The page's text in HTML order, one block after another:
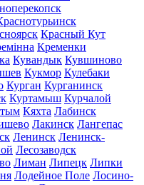
Красный Кут
Кременки
Кувандык Кувшиново
Кукмор Кулебаки
Курган Курганинск
Куртамыш Курчалой
Кяхта Лабинск
Лакинск Лангепас
Ленинск Ленинск-
Лесозаводск
Лиман Липецк Липки
Лодейное Поле Лосино-